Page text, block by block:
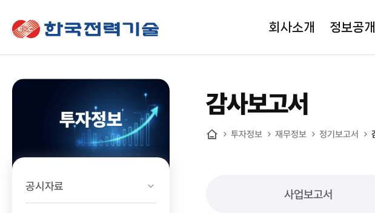
한국전력기술
회사소개 정보공개
투자정보
공시자료
감사보고서
투자정보 재무정보 정기보고서
사업보고서